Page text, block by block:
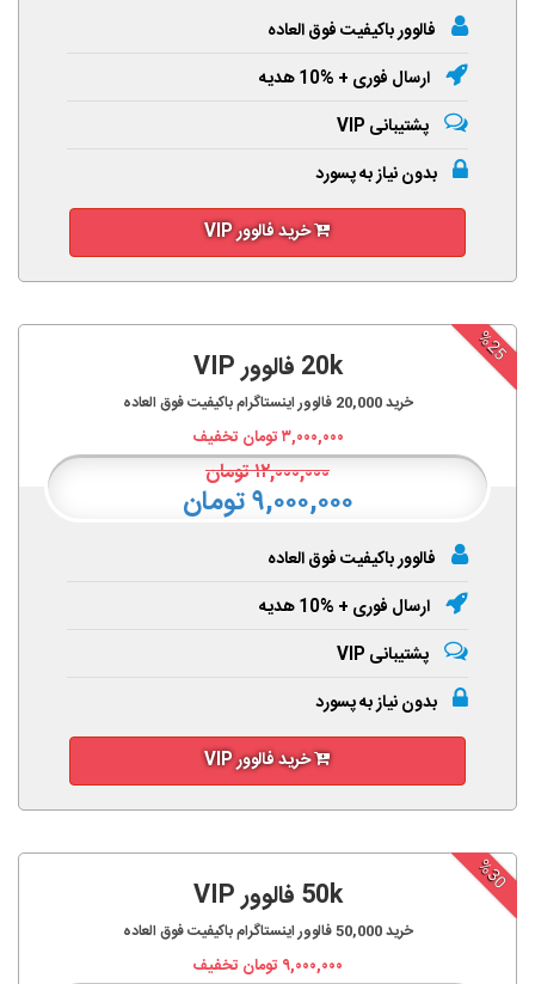
فالوور باکیفیت فوق العاده
ارسال فوری + %10 هدیه
پشتیبانی VIP
بدون نیاز به پسورد
خرید فالوور VIP
%25
20k فالوور VIP
خرید20,000 فالوور اینستاگرام باکیفیت فوق العاده
۳,۰۰۰,۰۰۰تومان تخفیف
۱۲,۰۰۰,۰۰۰تومان
۹,۰۰۰,۰۰۰ تومان
فالوور باکیفیت فوق العاده
ارسال فوری + %10 هدیه
پشتیبانی VIP
بدون نیاز به پسورد
خرید فالوور VIP
%30
50k فالوور VIP
خرید50,000فالوور اینستاگرام باکیفیت فوق العاده
۹,۰۰۰,۰۰۰ تومان تخفیف